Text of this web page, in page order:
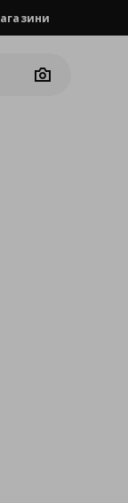
Camera
към списъка с